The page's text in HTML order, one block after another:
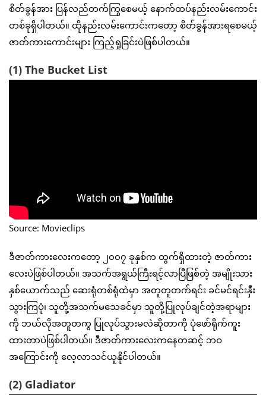
စိတ်ခွန်အား ပြန်လည်တက်ကြွစေမယ့် နောက်ထပ်နည်းလမ်းကောင်း
တစ်ခုရှိပါတယ်။ ထိုနည်းလမ်းကောင်းကတော့ စိတ်ခွန်အားရစေမယ့်
ဇာတ်ကားကောင်းများ ကြည့်ရှုခြင်းပဲဖြစ်ပါတယ်။
(1) The Bucket List
Source: Movieclips
ဒီဇာတ်ကားလေးကတော့ ၂၀၀၇ ခုနှစ်က ထွက်ရှိထားတဲ့ ဇာတ်ကား
လေးပဲဖြစ်ပါတယ်။ အသက်အရွယ်ကြီးရင့်လာပြီဖြစ်တဲ့ အမျိုးသား
နှစ်ယောက်သည် ဆေးရုံတစ်ရုံထဲမှာ အတူတူတက်ရင်း ခင်မင်ရင်းနှီး
သွားကြပုံ၊ သူတို့အသက်မသေခင်မှာ သူတို့ပြုလုပ်ချင်တဲ့အရာများ
ကို ဘယ်လိုအတူတကွ ပြုလုပ်သွားမလဲဆိုတာကို ပုံဖော်ရိုက်ကူး
ထားတာပဲဖြစ်ပါတယ်။ ဒီဇာတ်ကားလေးကနေတဆင့် ဘဝ
အကြောင်းကို လေ့လာသင်ယူနိုင်ပါတယ်။
(2) Gladiator